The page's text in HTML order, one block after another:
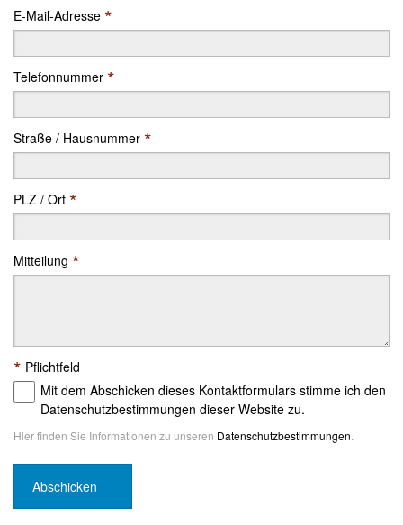
E-Mail-Adresse *
Telefonnummer *
Straße / Hausnummer *
PLZ / Ort *
Mitteilung *
* Pflichtfeld
Mit dem Abschicken dieses Kontaktformulars stimme ich den
Datenschutzbestimmungen dieser Website zu.
Hier finden Sie Informationen zu unseren Datenschutzbestimmungen